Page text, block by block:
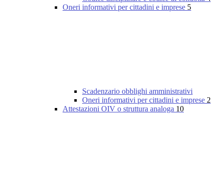
Oneri informativi per cittadini e imprese 5
Scadenzario obblighi amministrativi
Oneri informativi per cittadini e imprese 2
Attestazioni OIV o struttura analoga 10